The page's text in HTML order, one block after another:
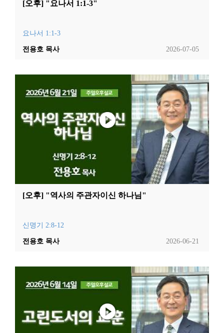
[오후] "요나서 1:1-3"
요나서 1:1-3
2026-07-05
전용호 목사
[오후] "역사의 주관자이신 하나님"
신명기 2:8-12
2026-06-21
전용호 목사